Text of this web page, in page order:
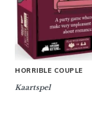
HORRIBLE COUPLE
Kaartspel